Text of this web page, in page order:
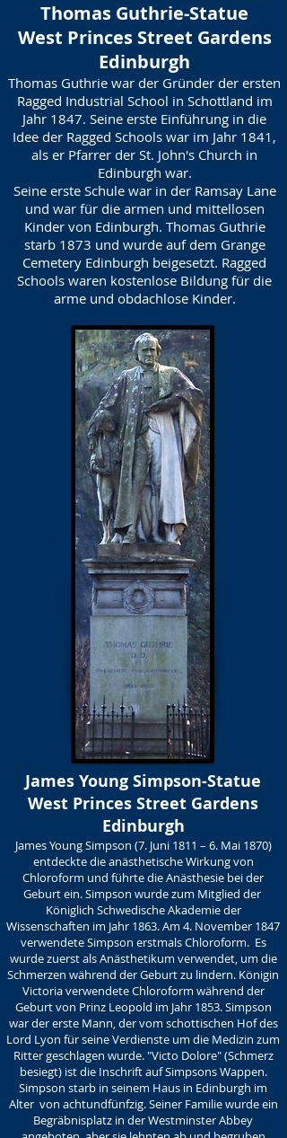
Thomas Guthrie-Statue
West Princes Street Gardens
Edinburgh
Thomas Guthrie war der Gründer der ersten
Ragged Industrial School in Schottland im
Jahr 1847. Seine erste Einführung in die
Idee der Ragged Schools war im Jahr 1841,
als er Pfarrer der St. John's Church in
Edinburgh war.
Seine erste Schule war in der Ramsay Lane
und war für die armen und mittellosen
Kinder von Edinburgh. Thomas Guthrie
starb 1873 und wurde auf dem Grange
Cemetery Edinburgh beigesetzt. Ragged
Schools waren kostenlose Bildung für die
arme und obdachlose Kinder.
James Young Simpson-Statue
West Princes Street Gardens
Edinburgh
James Young Simpson (7. Juni 1811 – 6. Mai 1870)
entdeckte die anästhetische Wirkung von
Chloroform und führte die Anästhesie bei der
Geburt ein. Simpson wurde zum Mitglied der
Königlich Schwedische Akademie der
Wissenschaften im Jahr 1863. Am 4. November 1847
verwendete Simpson erstmals Chloroform. Es
wurde zuerst als Anästhetikum verwendet, um die
Schmerzen während der Geburt zu lindern. Königin
Victoria verwendete Chloroform während der
Geburt von Prinz Leopold im Jahr 1853. Simpson
war der erste Mann, der vom schottischen Hof des
Lord Lyon für seine Verdienste um die Medizin zum
Ritter geschlagen wurde. "Victo Dolore" (Schmerz
besiegt) ist die Inschrift auf Simpsons Wappen.
Simpson starb in seinem Haus in Edinburgh im
Alter von achtundfünfzig. Seiner Familie wurde ein
Begräbnisplatz in der Westminster Abbey